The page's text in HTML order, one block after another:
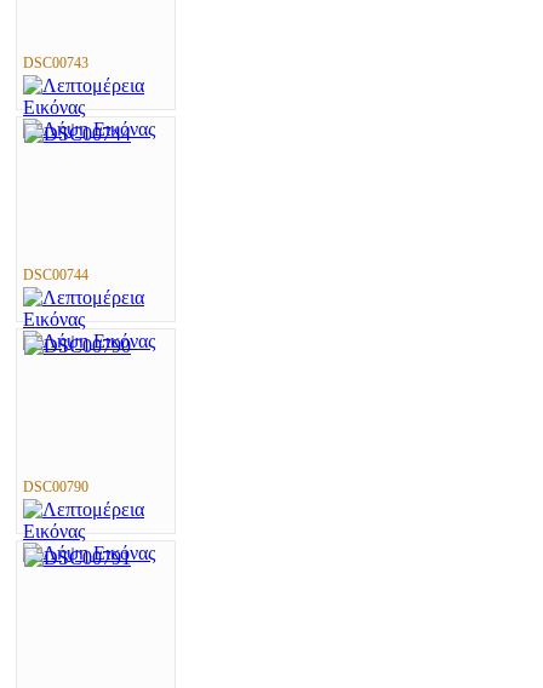
DSC00743
DSC00744
DSC00790